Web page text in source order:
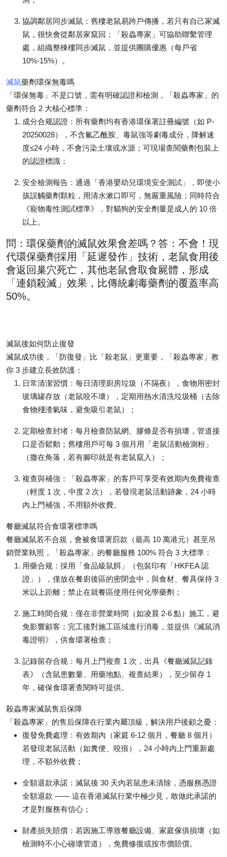
協調鄰居同步滅鼠 ：舊樓老鼠易跨戶傳播，若只有自己家滅
鼠，很快會從鄰居家竄回；「殺蟲專家」可協助聯繫管理
處，組織整棟樓同步滅鼠，並提供團購優惠（每戶省
10%-15%）。
滅鼠藥劑環保無毒嗎
「環保無毒」不是口號，需有明確認證和檢測，「殺蟲專家」的
藥劑符合 2 大核心標準：
成分合规認證 ：所有藥劑均有香港環保署註冊編號（如 P-
20250028），不含氟乙酰胺、毒鼠強等劇毒成分，降解速
度≤24 小時，不會污染土壤或水源；可現場查閱藥劑包裝上
的認證標識；
安全檢測報告 ：通過「香港嬰幼兒環境安全測試」，即使小
孩誤觸藥劑顆粒，用清水漱口即可，無嚴重風險；同時符合
《寵物毒性測試標準》，對貓狗的安全劑量是成人的 10 倍
以上。
問：環保藥劑的滅鼠效果會差嗎？答：不會！現
代環保藥劑採用「延遲發作」技術，老鼠食用後
會返回巢穴死亡，其他老鼠會取食屍體，形成
「連鎖殺滅」效果，比傳統劇毒藥劑的覆蓋率高
50%。
滅鼠後如何防止復發
滅鼠成功後，「防復發」比「殺老鼠」更重要，「殺蟲專家」教
你 3 步建立長效防護：
日常清潔習慣 ：每日清理廚房垃圾（不隔夜），食物用密封
玻璃罐存放（老鼠咬不壞），定期用熱水清洗垃圾桶（去除
食物殘渣氣味，避免吸引老鼠）；
定期檢查封堵 ：每月檢查防鼠網、膠條是否有損壞，管道接
口是否鬆動；舊樓用戶可每 3 個月用「老鼠活動檢測粉」
（撒在角落，若有腳印就是有老鼠竄入）；
複查與補強 ：「殺蟲專家」的客戶可享受有效期內免費複查
（輕度 1 次，中度 2 次），若發現老鼠活動跡象，24 小時
內上門補強，不用額外收費。
餐廳滅鼠符合食環署標準嗎
餐廳滅鼠若不合規，會被食環署罰款（最高 10 萬港元）甚至吊
銷營業執照，「殺蟲專家」的餐廳服務 100% 符合 3 大標準：
用藥合规 ：採用「食品級鼠餌」（包裝印有「HKFEA 認
證」），僅放在餐廚後區的密閉盒中，與食材、餐具保持 3
米以上距離；禁止在就餐區使用任何化學藥劑；
施工時間合规 ：僅在非營業時間（如凌晨 2-6 點）施工，避
免影響顧客；完工後對施工區域進行消毒，並提供《滅鼠消
毒證明》，供食環署檢查；
記錄留存合规 ：每月上門複查 1 次，出具《餐廳滅鼠記錄
表》（含鼠患數量、用藥地點、複查結果），至少留存 1
年，確保食環署查閱時可提供。
殺蟲專家滅鼠售后保障
「殺蟲專家」的售后保障在行業內屬頂級，解決用戶後顧之憂：
復發免費處理 ：有效期內（家庭 6-12 個月，餐廳 8 個月）
若發現老鼠活動（如糞便、咬痕），24 小時內上門重新處
理，不額外收費；
全額退款承諾 ：滅鼠後 30 天內若鼠患未清除，憑服務憑證
全額退款 —— 這在香港滅鼠行業中極少見，敢做此承諾的
才是對服務有信心；
財產損失賠償 ：若因施工導致餐廳設備、家庭傢俱損壞（如
檢測時不小心碰壞管道），免費修復或按市價賠償。